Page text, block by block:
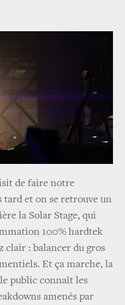
de faire notre
tard et on se retrouve un
la Solar Stage, qui
100% hardtek
clair : balancer du gros
Et ça marche, la
public connaît les
amenés par